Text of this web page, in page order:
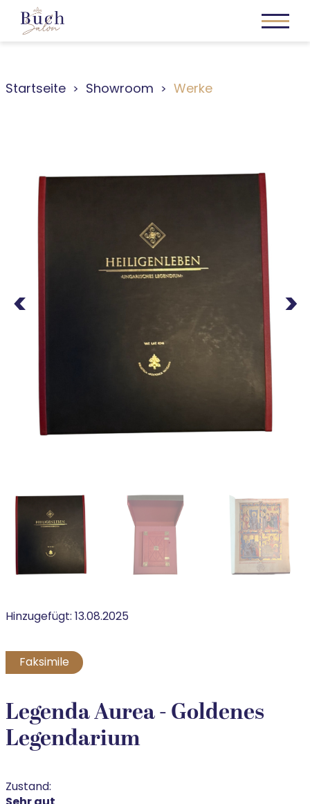
Startseite Showroom Werke
Next
Hinzugefügt:13.08.2025
Faksimile
Legenda Aurea - Goldenes
Legendarium
Zustand: